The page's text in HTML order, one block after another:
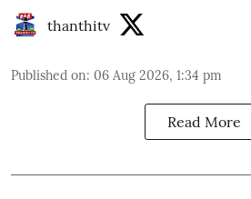
thanthitv
Published on: 06 Aug 2026, 1:34 pm
Read More